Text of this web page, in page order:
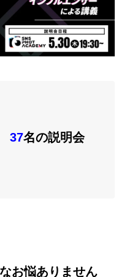
37名の説明会
お悩ありません